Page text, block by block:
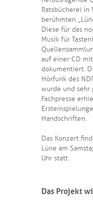
Ratsbücherei in
berühmten
Diese für das
Musik für
auf einer CD
dokumentiert.
Hörfunk des
wurde und
Fachpresse
Handschriften.
Das Konzert
Lüne am
Uhr statt.
Das Projekt